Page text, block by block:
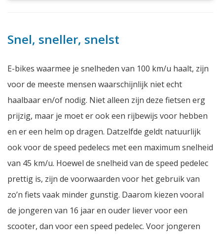
Snel, sneller, snelst
E-bikes waarmee je snelheden van 100 km/u haalt, zijn
voor de meeste mensen waarschijnlijk niet echt
haalbaar en/of nodig. Niet alleen zijn deze fietsen erg
prijzig, maar je moet er ook een rijbewijs voor hebben
en er een helm op dragen. Datzelfde geldt natuurlijk
ook voor de speed pedelecs met een maximum snelheid
van 45 km/u. Hoewel de snelheid van de speed pedelec
prettig is, zijn de voorwaarden voor het gebruik van
zo’n fiets vaak minder gunstig. Daarom kiezen vooral
de jongeren van 16 jaar en ouder liever voor een
scooter, dan voor een speed pedelec. Voor jongeren